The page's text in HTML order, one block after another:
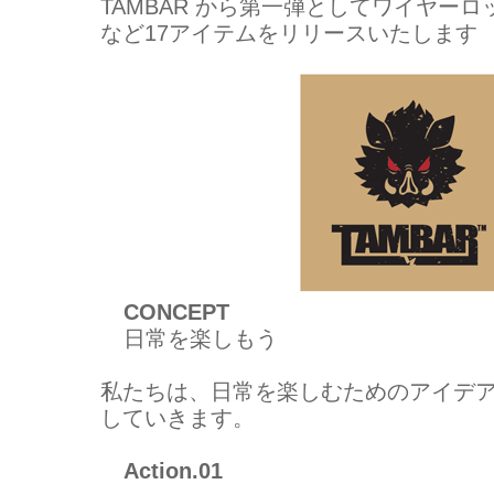
TAMBAR から第一弾としてワイヤーロ
など17アイテムをリリースいたします
CONCEPT
日常を楽しもう
私たちは、日常を楽しむためのアイデ
していきます。
Action.01